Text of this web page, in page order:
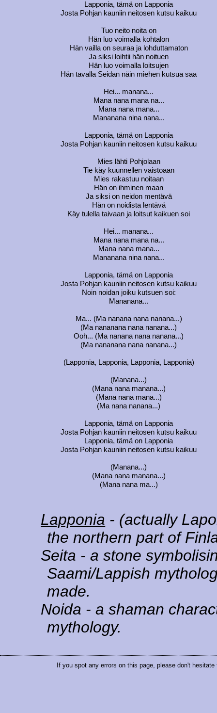
Lapponia, tämä on Lapponia
Josta Pohjan kauniin neitosen kutsu kaikuu
Tuo neito noita on
Hän luo voimalla kohtalon
Hän vailla on seuraa ja lohduttamaton
Ja siksi loihtii hän noituen
Hän luo voimalla loitsujen
Hän tavalla Seidan näin miehen kutsua saa
Hei... manana...
Mana nana mana na...
Mana nana mana...
Mananana nina nana...
Lapponia, tämä on Lapponia
Josta Pohjan kauniin neitosen kutsu kaikuu
Mies lähti Pohjolaan
Tie käy kuunnellen vaistoaan
Mies rakastuu noitaan
Hän on ihminen maan
Ja siksi on neidon mentävä
Hän on noidista lentävä
Käy tulella taivaan ja loitsut kaikuen soi
Hei... manana...
Mana nana mana na...
Mana nana mana...
Mananana nina nana...
Lapponia, tämä on Lapponia
Josta Pohjan kauniin neitosen kutsu kaikuu
Noin noidan joiku kutsuen soi:
Mananana...
Ma... (Ma nanana nana nanana...)
(Ma nananana nana nanana...)
Ooh... (Ma nanana nana nanana...)
(Ma nananana nana nanana...)
(Lapponia, Lapponia, Lapponia, Lapponia)
(Manana...)
(Mana nana manana...)
(Mana nana mana...)
(Ma nana nanana...)
Lapponia, tämä on Lapponia
Josta Pohjan kauniin neitosen kutsu kaikuu
Lapponia, tämä on Lapponia
Josta Pohjan kauniin neitosen kutsu kaikuu
(Manana...)
(Mana nana manana...)
(Mana nana ma...)
Lapponia - (actually
the northern part of
Seita - a stone
Saami/Lappish
made.
Noida - a shaman
mythology.
If you spot any errors on this page, please don't